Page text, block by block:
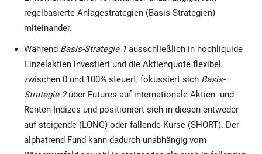
regelbasierte Anlagestrategien (Basis-Strategien)
miteinander.
Während Basis-Strategie 1 ausschließlich in hochliquide
Einzelaktien investiert und die Aktienquote flexibel
zwischen 0 und 100% steuert, fokussiert sich Basis-
Strategie 2über Futures auf internationale Aktien- und
Renten-Indizes und positioniert sich in diesen entweder
auf steigende (LONG) oder fallende Kurse (SHORT). Der
alphatrend Fund kann dadurch unabhängig vom